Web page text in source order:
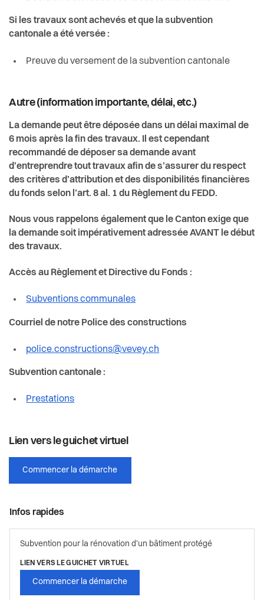
Si les travaux sont achevés et que la subvention
cantonale a été versée :
Preuve du versement de la subvention cantonale
Autre (information importante, délai, etc.)
La demande peut être déposée dans un délai maximal de
6 mois après la fin des travaux. Il est cependant
recommandé de déposer sa demande avant
d’entreprendre tout travaux afin de s’assurer du respect
des critères d’attribution et des disponibilités financières
du fonds selon l’art. 8 al. 1 du Règlement du FEDD.
Nous vous rappelons également que le Canton exige que
la demande soit impérativement adressée AVANT le début
des travaux.
Accès au Règlement et Directive du Fonds :
Subventions communales
Courriel de notre Police des constructions
police.constructions@vevey.ch
Subvention cantonale :
Prestations
Lien vers le guichet virtuel
Commencer la démarche
Infos rapides
Subvention pour la rénovation d'un bâtiment protégé
LIEN VERS LE GUICHET VIRTUEL
Commencer la démarche